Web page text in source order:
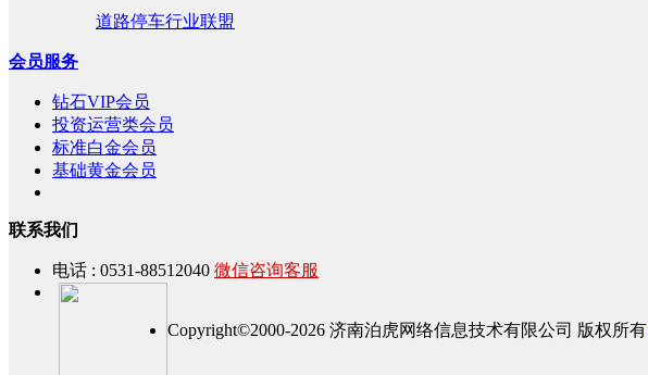
道路停车行业联盟
会员服务
钻石VIP会员
投资运营类会员
标准白金会员
基础黄金会员
联系我们
电话 : 0531-88512040 微信咨询客服
Copyright©2000-2026 济南泊虎网络信息技术有限公司 版权所有